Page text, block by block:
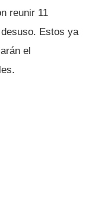
reunir 11
Estos ya
el